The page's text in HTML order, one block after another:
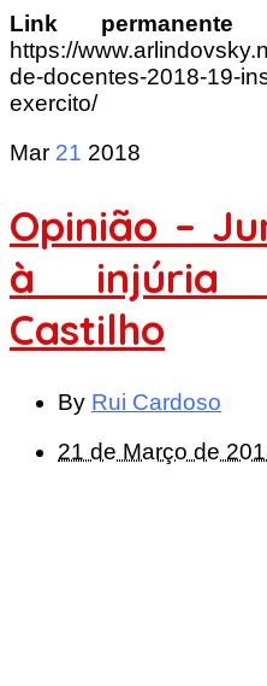
Link
https://
de-docentes-2018-19-
exercito/
Mar 21 2018
Opinião –
à injúria
Castilho
By Rui Cardoso
21 de Março de